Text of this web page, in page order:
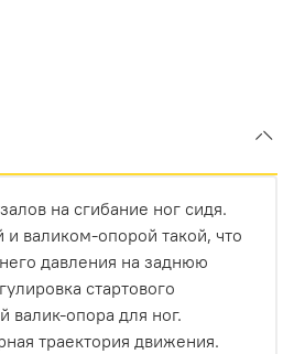
на сгибание ног сидя.
валиком-опорой такой, что
давления на заднюю
стартового
опора для ног.
траектория движения.